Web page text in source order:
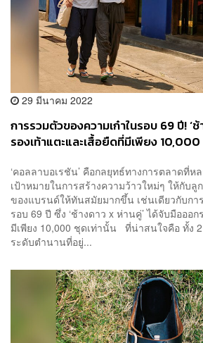
29 มีนาคม 2022
การรวมตัวของความเก๋าในรอบ 69 ปี! ‘
รองเท้าแตะและเสื้อยืดที่มีเพียง
‘คอลลาบอเรชัน’ คือกลยุทธ์ทางการตลาดที่
เป้าหมายในการสร้างความว้าวใหม่ๆ ให้กับ
ของแบรนด์ให้ทันสมัยมากขึ้น เช่นเดียวกับกา
รอบ 69 ปี ซึ่ง ‘ช้างดาว x ห่านคู่’ ได้จับมือออ
มีเพียง 10,000 ชุดเท่านั้น ที่น่าสนใจคือ ทั้ง
ระดับตำนานที่อยู่...